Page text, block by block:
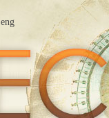
eng